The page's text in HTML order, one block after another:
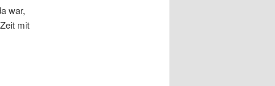
war,
mit